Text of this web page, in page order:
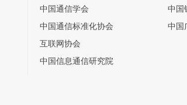
中国通信学会
中国通信标准化协会
互联网协会
中国信息通信研究院
中国
中国